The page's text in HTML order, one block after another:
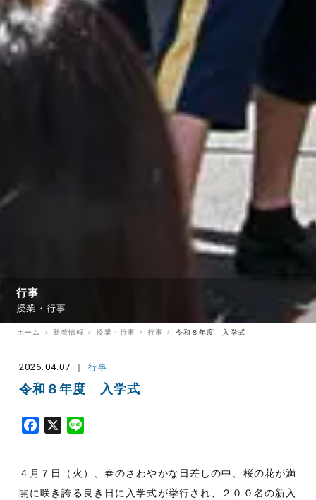
行事
授業・行事
ホーム 新着情報 授業・行事 行事 令和８年度 入学式
2026.04.07 行事
令和８年度 入学式
e
b
X
e
４月７日（火）、春のさわやかな日差しの中、桜の花が満
開に咲き誇る良き日に入学式が挙行され、２００名の新入